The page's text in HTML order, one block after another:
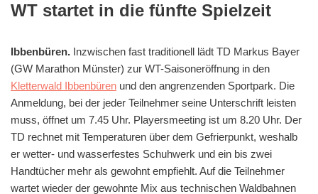
WT startet in die fünfte Spielzeit
Ibbenbüren. Inzwischen fast traditionell lädt TD Markus Bayer
(GW Marathon Münster) zur WT-Saisoneröffnung in den
Kletterwald Ibbenbüren und den angrenzenden Sportpark. Die
Anmeldung, bei der jeder Teilnehmer seine Unterschrift leisten
muss, öffnet um 7.45 Uhr. Playersmeeting ist um 8.20 Uhr. Der
TD rechnet mit Temperaturen über dem Gefrierpunkt, weshalb
er wetter- und wasserfestes Schuhwerk und ein bis zwei
Handtücher mehr als gewohnt empfiehlt. Auf die Teilnehmer
wartet wieder der gewohnte Mix aus technischen Waldbahnen